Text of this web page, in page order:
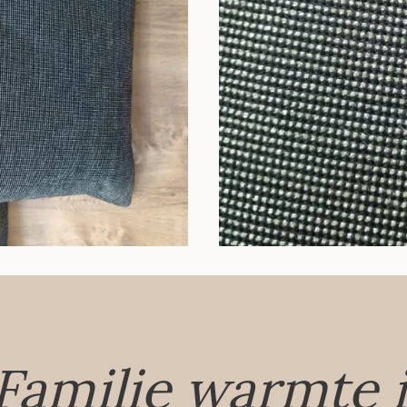
warmte